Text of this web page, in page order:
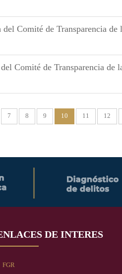
Comité de Transparencia de
Comité de Transparencia de
7 8 9 10 11 12
DE INTERES
FGR